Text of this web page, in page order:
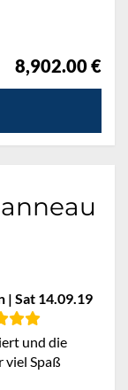
8,902.00 €
| Sat 14.09.19
und die
viel Spaß